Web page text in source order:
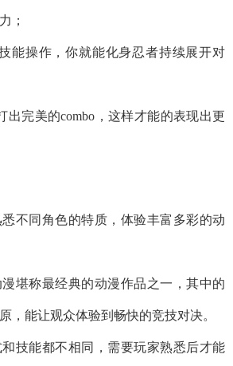
；
能操作，你就能化身忍者持续展开对
出完美的combo，这样才能的表现出更
不同角色的特质，体验丰富多彩的动
堪称最经典的动漫作品之一，其中的
，能让观众体验到畅快的竞技对决。
技能都不相同，需要玩家熟悉后才能